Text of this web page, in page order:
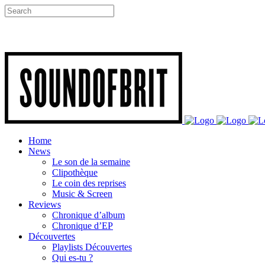
Home
News
Le son de la semaine
Clipothèque
Le coin des reprises
Music & Screen
Reviews
Chronique d’album
Chronique d’EP
Découvertes
Playlists Découvertes
Qui es-tu ?